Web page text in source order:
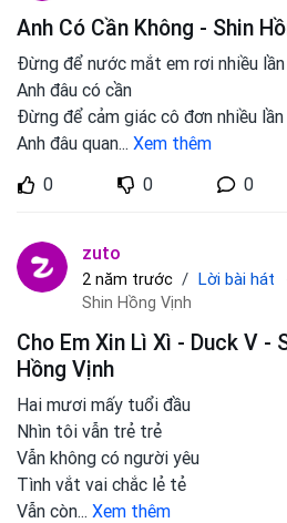
Anh Có Cần Không - Shin
Đừng để nước mắt em rơi nhiều lần
Anh đâu có cần
Đừng để cảm giác cô đơn nhiều lần
Anh đâu quan... Xem thêm
0
0 0
zuto
2 năm trước Lời bài hát
Shin Hồng Vịnh
Cho Em Xin Lì Xì - Duck V -
Hồng Vịnh
Hai mươi mấy tuổi đầu
Nhìn tôi vẫn trẻ trẻ
Vẫn không có người yêu
Tình vắt vai chắc lẻ tẻ
Vẫn còn... Xem thêm